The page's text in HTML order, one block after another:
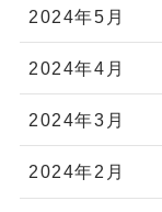
2024年5月
2024年4月
2024年3月
2024年2月